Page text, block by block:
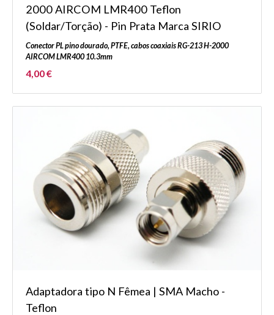
2000 AIRCOM LMR400 Teflon
(Soldar/Torção) - Pin Prata Marca SIRIO
Conector PL pino dourado, PTFE, cabos coaxiais RG-213 H-2000
AIRCOM LMR400 10.3mm
4,00 €
Adaptadora tipo N Fêmea | SMA Macho -
Teflon